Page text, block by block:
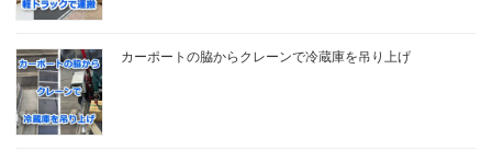
カーポートの脇からクレーンで冷蔵庫を吊り上げ